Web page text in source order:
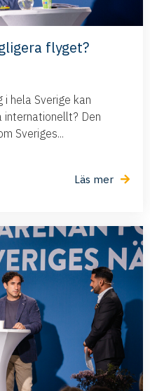
flyget?
hela Sverige kan
Den
Sveriges...
Läs mer